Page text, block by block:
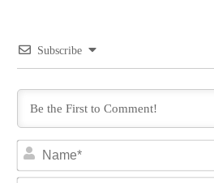
Subscribe